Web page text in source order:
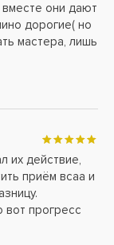
они дают
дорогие( но
мастера, лишь
их действие,
приём всаа и
вот прогресс